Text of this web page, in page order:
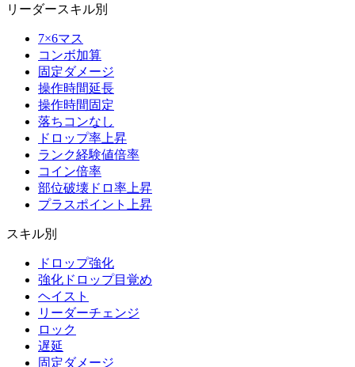
リーダースキル別
7×6マス
コンボ加算
固定ダメージ
操作時間延長
操作時間固定
落ちコンなし
ドロップ率上昇
ランク経験値倍率
コイン倍率
部位破壊ドロ率上昇
プラスポイント上昇
スキル別
ドロップ強化
強化ドロップ目覚め
ヘイスト
リーダーチェンジ
ロック
遅延
固定ダメージ